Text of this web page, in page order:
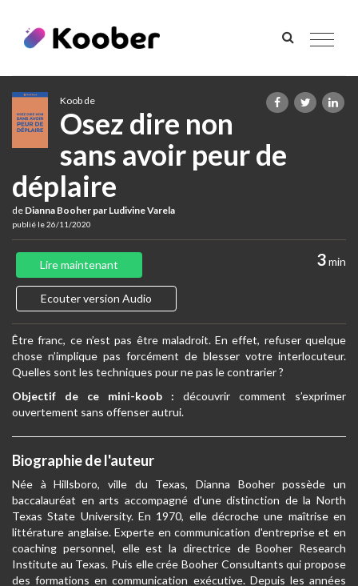
Toggle
Koob de
Osez dire non
sans avoir peur de
déplaire
de Dianna Booher par Ludivine Varela
publié le 26/11/2020
3min
Lire maintenant
Ecouter version Audio
Être franc, ce n’est pas être maladroit. En effet, refuser quelque
chose n’implique pas forcément de blesser votre interlocuteur.
Quelles sont les techniques pour ne pas le contrarier ?
Objectif de ce mini-koob : découvrir comment s’exprimer
ouvertement sans offenser autrui.
Biographie de l'auteur
Née à Hillsboro, ville du Texas, Dianna Booher possède un
baccalauréat en arts accompagné d'une distinction de la North
Texas State University. En 1970, elle décroche une maîtrise en
littérature anglaise. Experte en communication d'entreprise et en
coaching personnel, elle est la directrice de Booher Research
Institute au Texas. Puis elle crée Booher Consultants qui propose
des formations en communication exécutive. Depuis les années